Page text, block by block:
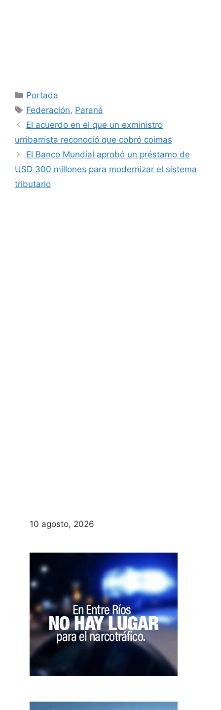
Categorías
Portada
Etiquetas
Federación, Paraná
El acuerdo en el que un exministro
urribarrista reconoció que cobró coimas
El Banco Mundial aprobó un préstamo de
USD 300 millones para modernizar el sistema
tributario
10 agosto, 2026